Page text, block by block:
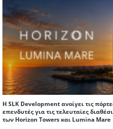
Η SLK Development ανοίγει τις
επενδυτές για τις τελευταίες
των Horizon Towers και Lumina Mare